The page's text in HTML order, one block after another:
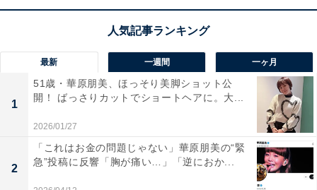
最新 一週間 一ヶ月
1
51歳・華原朋美、ほっそり美脚ショット公
開！ ばっさりカットでショートヘアに。大...
2026/01/27
2
「これはお金の問題じゃない」華原朋美の“緊
急”投稿に反響「胸が痛い…」「逆におか...